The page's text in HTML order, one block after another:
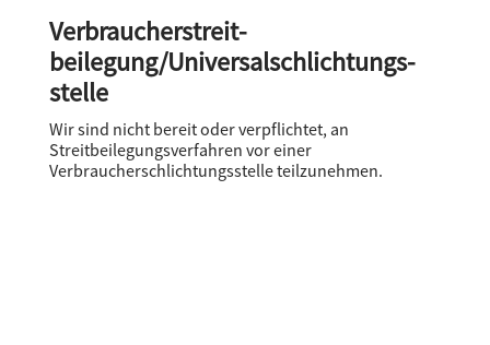
Verbraucher­streit­
beilegung/Universal­schlichtungs­
stelle
Wir sind nicht bereit oder verpflichtet, an
Streitbeilegungsverfahren vor einer
Verbraucherschlichtungsstelle teilzunehmen.